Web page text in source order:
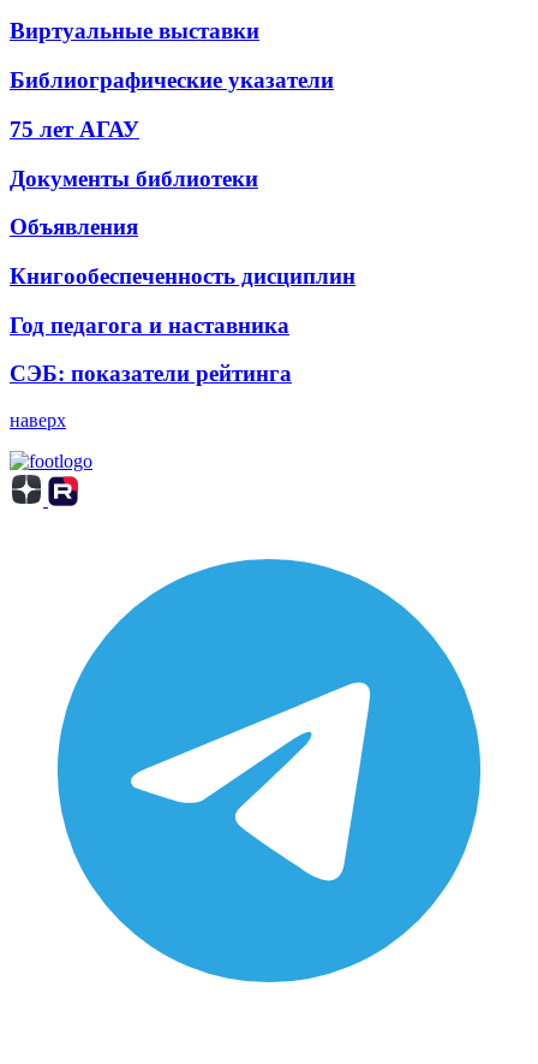
Виртуальные выставки
Библиографические указатели
75 лет АГАУ
Документы библиотеки
Объявления
Книгообеспеченность дисциплин
Год педагога и наставника
СЭБ: показатели рейтинга
наверх